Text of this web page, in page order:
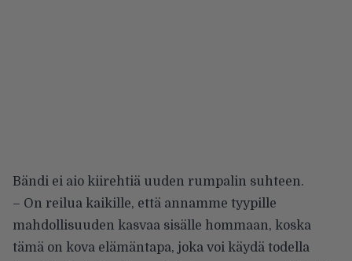
Bändi ei aio kiirehtiä uuden rumpalin suhteen.
– On reilua kaikille, että annamme tyypille
mahdollisuuden kasvaa sisälle hommaan, koska
tämä on kova elämäntapa, joka voi käydä todella